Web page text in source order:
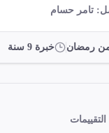
: تامر حسام
من رمضان خبرة 9 سنة
التقييمات